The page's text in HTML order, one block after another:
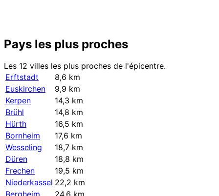
Pays les plus proches
Les 12 villes les plus proches de l'épicentre.
Erftstadt
8,6 km
Euskirchen
9,9 km
Kerpen
14,3 km
Brühl
14,8 km
Hürth
16,5 km
Bornheim
17,6 km
Wesseling
18,7 km
Düren
18,8 km
Frechen
19,5 km
Niederkassel 22,2 km